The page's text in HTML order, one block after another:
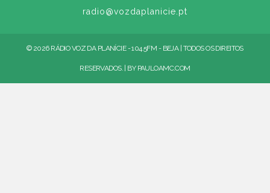
radio@vozdaplanicie.pt
© 2026 RÁDIO VOZ DA PLANÍCIE - 104.5FM - BEJA | TODOS OS DIREITOS
RESERVADOS. | BY PAULOAMC.COM